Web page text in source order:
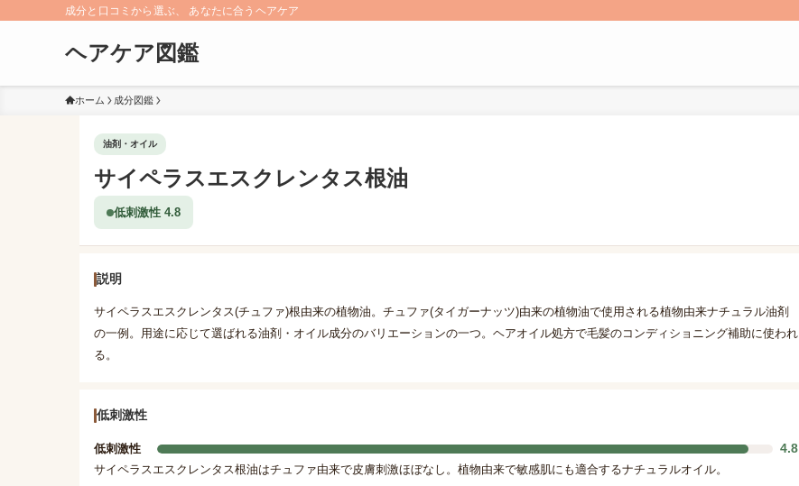
成分と口コミから選ぶ、 あなたに合うヘアケア
ヘアケア図鑑
ホーム 成分図鑑
油剤・オイル
サイペラスエスクレンタス根油
低刺激性 4.8
説明
サイペラスエスクレンタス(チュファ)根由来の植物油。チュファ(タイガーナッツ)由来の植物油で使用される植物由来ナチュラル油剤
の一例。用途に応じて選ばれる油剤・オイル成分のバリエーションの一つ。ヘアオイル処方で毛髪のコンディショニング補助に使われ
る。
低刺激性
低刺激性 4.8
サイペラスエスクレンタス根油はチュファ由来で皮膚刺激ほぼなし。植物由来で敏感肌にも適合するナチュラルオイル。